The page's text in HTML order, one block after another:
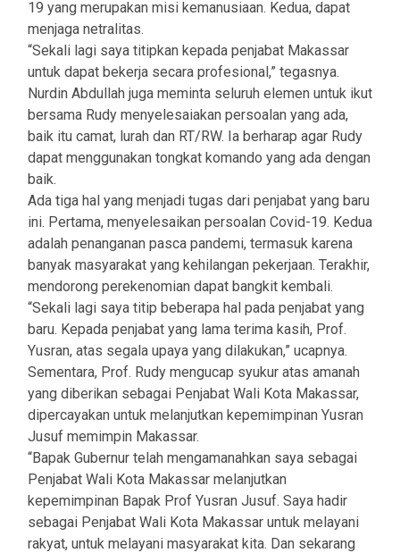
19 yang merupakan misi kemanusiaan. Kedua, dapat
menjaga netralitas.
“Sekali lagi saya titipkan kepada penjabat Makassar
untuk dapat bekerja secara profesional,” tegasnya.
Nurdin Abdullah juga meminta seluruh elemen untuk ikut
bersama Rudy menyelesaiakan persoalan yang ada,
baik itu camat, lurah dan RT/RW. Ia berharap agar Rudy
dapat menggunakan tongkat komando yang ada dengan
baik.
Ada tiga hal yang menjadi tugas dari penjabat yang baru
ini. Pertama, menyelesaikan persoalan Covid-19. Kedua
adalah penanganan pasca pandemi, termasuk karena
banyak masyarakat yang kehilangan pekerjaan. Terakhir,
mendorong perekenomian dapat bangkit kembali.
“Sekali lagi saya titip beberapa hal pada penjabat yang
baru. Kepada penjabat yang lama terima kasih, Prof.
Yusran, atas segala upaya yang dilakukan,” ucapnya.
Sementara, Prof. Rudy mengucap syukur atas amanah
yang diberikan sebagai Penjabat Wali Kota Makassar,
dipercayakan untuk melanjutkan kepemimpinan Yusran
Jusuf memimpin Makassar.
“Bapak Gubernur telah mengamanahkan saya sebagai
Penjabat Wali Kota Makassar melanjutkan
kepemimpinan Bapak Prof Yusran Jusuf. Saya hadir
sebagai Penjabat Wali Kota Makassar untuk melayani
rakyat, untuk melayani masyarakat kita. Dan sekarang